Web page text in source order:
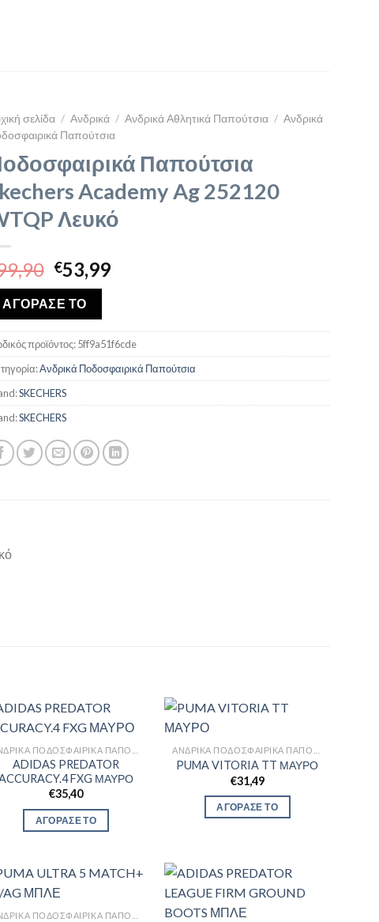
σελίδα / Ανδρικά / Ανδρικά Αθλητικά Παπούτσια / Ανδρικά
Παπούτσια
Παπούτσια
Academy Ag 252120
Λευκό
Original
price
was:
€99,90.
€53,99Η
€53,99.
ΑΓΟΡΑΣΕ ΤΟ
προϊόντος:5ff9a51f6cde
Ανδρικά Ποδοσφαιρικά Παπούτσια
SKECHERS
SKECHERS
ADIDAS PREDATOR
FXG ΜΑΥΡΟ
€35,40
ΑΓΟΡΑΣΕ ΤΟ
PUMA VITORIA TT ΜΑΥΡΟ
€31,49
ΑΓΟΡΑΣΕ ΤΟ